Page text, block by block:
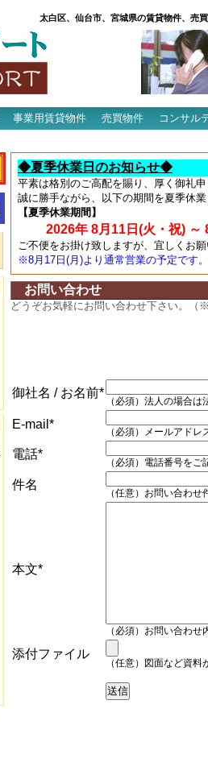
太白区、仙台市、宮城県の賃貸物件、売
事業用賃貸物件 売買物件
コンサル
◆夏季休業日のお知らせ◆
平素は格別のご高配を賜り、厚く御礼
誠に勝手ながら、以下の期間を夏季休
【夏季休業期間】
2026年 8月11日(火・祝) ～
ご不便をお掛け致しますが、宜しくお
※8月17日(月)より通常営業の予定です。
お問い合わせ
どうぞお気軽にお問い合わせ下さい。
御社名 / お名前*
（必須）法人の場合
E-mail*
（必須）メールアド
電話*
（必須）電話番号をご
件名
（任意）お問い合わ
本文*
（必須）お問い合わ
添付ファイル
（任意）図面など資